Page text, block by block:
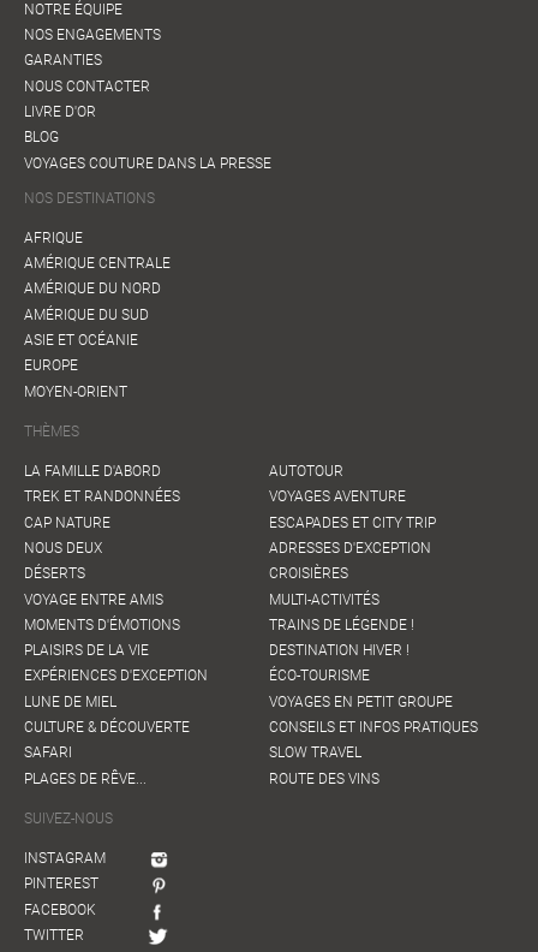
NOTRE ÉQUIPE
NOS ENGAGEMENTS
GARANTIES
NOUS CONTACTER
LIVRE D'OR
BLOG
VOYAGES COUTURE DANS LA PRESSE
NOS DESTINATIONS
AFRIQUE
AMÉRIQUE CENTRALE
AMÉRIQUE DU NORD
AMÉRIQUE DU SUD
ASIE ET OCÉANIE
EUROPE
MOYEN-ORIENT
THÈMES
LA FAMILLE D'ABORD
TREK ET RANDONNÉES
CAP NATURE
NOUS DEUX
DÉSERTS
VOYAGE ENTRE AMIS
MOMENTS D'ÉMOTIONS
PLAISIRS DE LA VIE
EXPÉRIENCES D'EXCEPTION
LUNE DE MIEL
CULTURE & DÉCOUVERTE
SAFARI
PLAGES DE RÊVE...
AUTOTOUR
VOYAGES AVENTURE
ESCAPADES ET CITY TRIP
ADRESSES D'EXCEPTION
CROISIÈRES
MULTI-ACTIVITÉS
TRAINS DE LÉGENDE !
DESTINATION HIVER !
ÉCO-TOURISME
VOYAGES EN PETIT GROUPE
CONSEILS ET INFOS PRATIQUES
SLOW TRAVEL
ROUTE DES VINS
SUIVEZ-NOUS
INSTAGRAM
PINTEREST
FACEBOOK
TWITTER